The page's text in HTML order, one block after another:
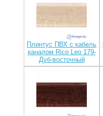
Плинтус ПВХ с кабель
каналом Rico Leo 179-
Дуб-восточный